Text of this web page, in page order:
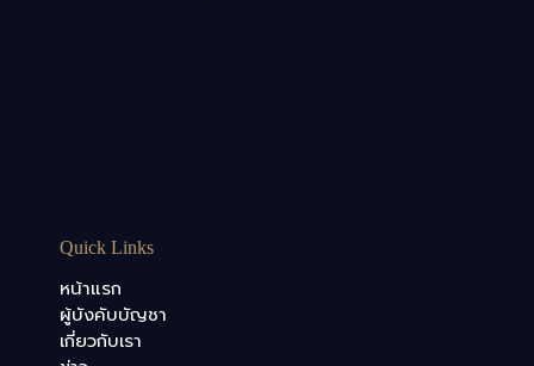
Quick Links
หน้าแรก
ผู้บังคับบัญชา
เกี่ยวกับเรา